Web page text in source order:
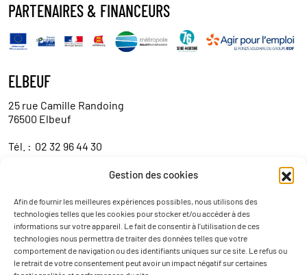
Gestion des cookies
Afin de fournir les meilleures expériences possibles, nous utilisons des
technologies telles que les cookies pour stocker et/ou accéder à des
informations sur votre appareil. Le fait de consentir à l’utilisation de ces
technologies nous permettra de traiter des données telles que votre
comportement de navigation ou des identifiants uniques sur ce site. Le refus ou
le retrait de votre consentement peut avoir un impact négatif sur certaines
PARTENAIRES & FINANCEURS
ELBEUF
25 rue Camille Randoing
76500 Elbeuf
Tél. : 02 32 96 44 30